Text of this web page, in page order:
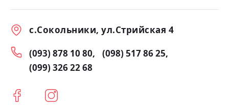
с.Сокольники, ул.Стрийская 4
(093) 878 10 80
(098) 517 86 25
(099) 326 22 68